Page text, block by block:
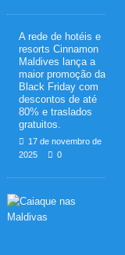
A rede de hotéis e
resorts Cinnamon
Maldives lança a
maior promoção da
Black Friday com
descontos de até
80% e traslados
gratuitos.
17 de novembro de
2025
0